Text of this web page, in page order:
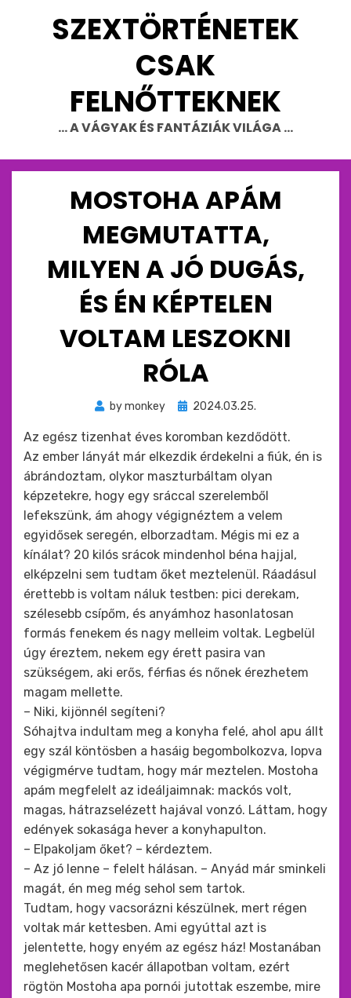
SZEXTÖRTÉNETEK
CSAK
FELNŐTTEKNEK
… A VÁGYAK ÉS FANTÁZIÁK VILÁGA …
MOSTOHA APÁM
MEGMUTATTA,
MILYEN A JÓ DUGÁS,
ÉS ÉN KÉPTELEN
VOLTAM LESZOKNI
RÓLA
bymonkey
Beküldve
:
2024.03.25.
Az egész tizenhat éves koromban kezdődött.
Az ember lányát már elkezdik érdekelni a fiúk, én is
ábrándoztam, olykor maszturbáltam olyan
képzetekre, hogy egy sráccal szerelemből
lefekszünk, ám ahogy végignéztem a velem
egyidősek seregén, elborzadtam. Mégis mi ez a
kínálat? 20 kilós srácok mindenhol béna hajjal,
elképzelni sem tudtam őket meztelenül. Ráadásul
érettebb is voltam náluk testben: pici derekam,
szélesebb csípőm, és anyámhoz hasonlatosan
formás fenekem és nagy melleim voltak. Legbelül
úgy éreztem, nekem egy érett pasira van
szükségem, aki erős, férfias és nőnek érezhetem
magam mellette.
– Niki, kijönnél segíteni?
Sóhajtva indultam meg a konyha felé, ahol apu állt
egy szál köntösben a hasáig begombolkozva, lopva
végigmérve tudtam, hogy már meztelen. Mostoha
apám megfelelt az ideáljaimnak: mackós volt,
magas, hátrazselézett hajával vonzó. Láttam, hogy
edények sokasága hever a konyhapulton.
– Elpakoljam őket? – kérdeztem.
– Az jó lenne – felelt hálásan. – Anyád már sminkeli
magát, én meg még sehol sem tartok.
Tudtam, hogy vacsorázni készülnek, mert régen
voltak már kettesben. Ami egyúttal azt is
jelentette, hogy enyém az egész ház! Mostanában
meglehetősen kacér állapotban voltam, ezért
rögtön Mostoha apa pornói jutottak eszembe, mire